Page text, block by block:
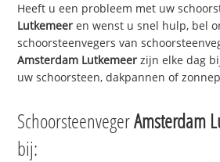
Heeft u een probleem met uw
Lutkemeer en wenst u snel hulp, bel
schoorsteenvegers van
Amsterdam Lutkemeer zijn elke dag
uw schoorsteen, dakpannen of
SchoorsteenvegerAmsterdam
bij: